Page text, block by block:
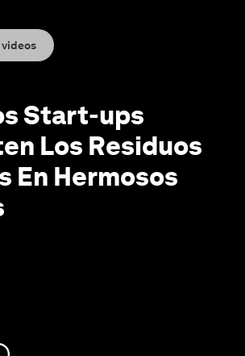
videos
Start-ups
Los Residuos
En Hermosos